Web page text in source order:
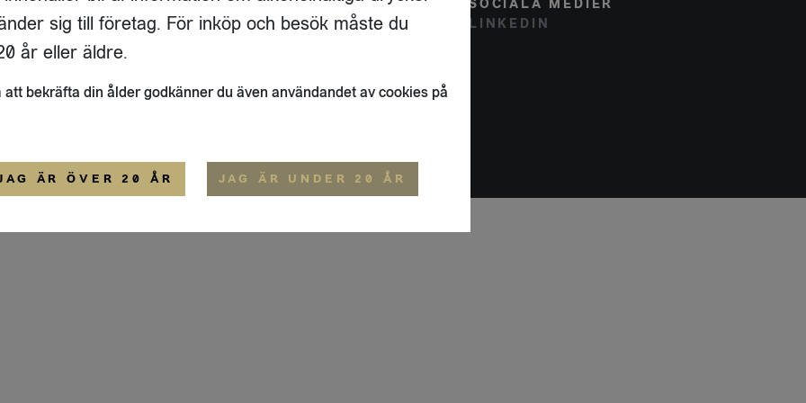
17 A
STOCKHOLM
FLAIVY
OM OSS
SOCIALA MEDIER
LINKEDIN
ALLMÄNNA VILLKOR
sig till företag. För inköp och besök måste du
år eller äldre.
att bekräfta din ålder godkänner du även användandet av cookies på
ÄR ÖVER 20 ÅR JAG ÄR UNDER 20 ÅR